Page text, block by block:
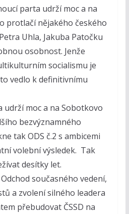
parta udrží moc a na
protlačí nějakého českého
Uhla, Jakuba Patočku
osobnost. Jenže
socialismu je
vedlo k definitivnímu
udrží moc a na Sobotkovo
bezvýznamného
tak ODS č.2 s ambicemi
volební výsledek. Tak
desítky let.
současného vedení,
a zvolení silného leadera
přebudovat ČSSD na